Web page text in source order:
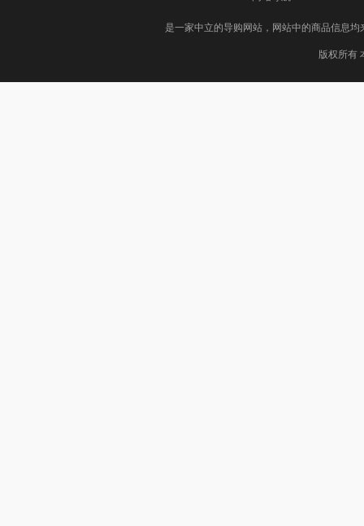
是一家中立的导购网站，网站中的商品信息
版权所有